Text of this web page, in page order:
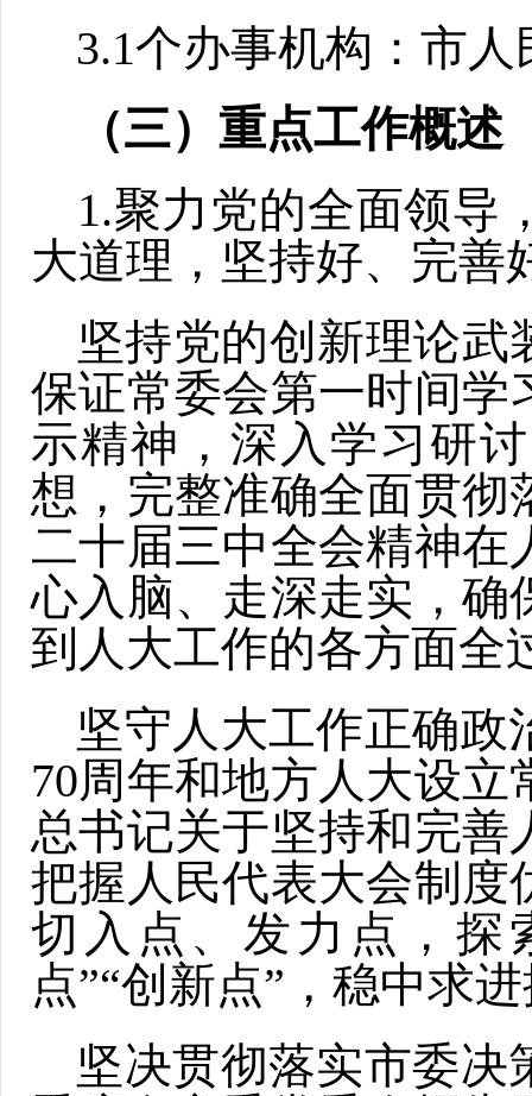
3.1个办事机构：市
（三）重点工作概述
1.聚力党的全面领导
大道理，坚持好、完善
坚持党的创新理论武
保证常委会第一时间学
示精神，深入学习研
想，完整准确全面贯彻
二十届三中全会精神在
心入脑、走深走实，确
到人大工作的各方面全
坚守人大工作正确政
70周年和地方人大设
总书记关于坚持和完善
把握人民代表大会制度
切入点、发力点，探
点”“创新点”，稳中求
坚决贯彻落实市委决